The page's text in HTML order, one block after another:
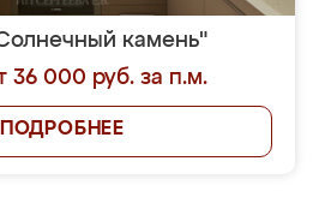
камень"
36 000 руб. за п.м.
ПОДРОБНЕЕ